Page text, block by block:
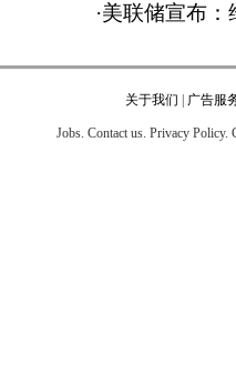
·美联储宣布：
关于我们 广告服
Jobs. Contact us. Privacy